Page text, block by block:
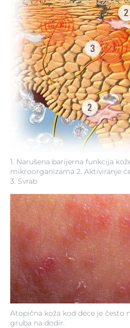
1. Narušena barijerna funkcija
mikroorganizama 2. Aktiviranje
3. Svrab
Atopična koža kod dece je često
gruba na dodir.